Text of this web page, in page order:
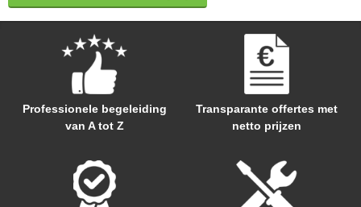
Professionele begeleiding
van A tot Z
Transparante offertes met
netto prijzen